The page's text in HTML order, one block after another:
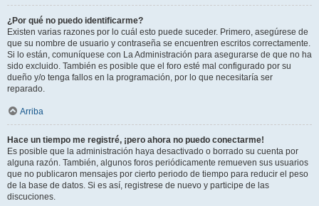
¿Por qué no puedo identificarme?
Existen varias razones por lo cuál esto puede suceder. Primero, asegúrese de
que su nombre de usuario y contraseña se encuentren escritos correctamente.
Si lo están, comuníquese con La Administración para asegurarse de que no ha
sido excluido. También es posible que el foro esté mal configurado por su
dueño y/o tenga fallos en la programación, por lo que necesitaría ser
reparado.
Arriba
Hace un tiempo me registré, ¡pero ahora no puedo conectarme!
Es posible que la administración haya desactivado o borrado su cuenta por
alguna razón. También, algunos foros periódicamente remueven sus usuarios
que no publicaron mensajes por cierto periodo de tiempo para reducir el peso
de la base de datos. Si es así, registrese de nuevo y participe de las
discuciones.